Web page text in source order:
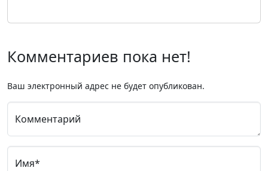
Комментариев пока нет!
Ваш электронный адрес не будет опубликован.
Комментарий
Имя*